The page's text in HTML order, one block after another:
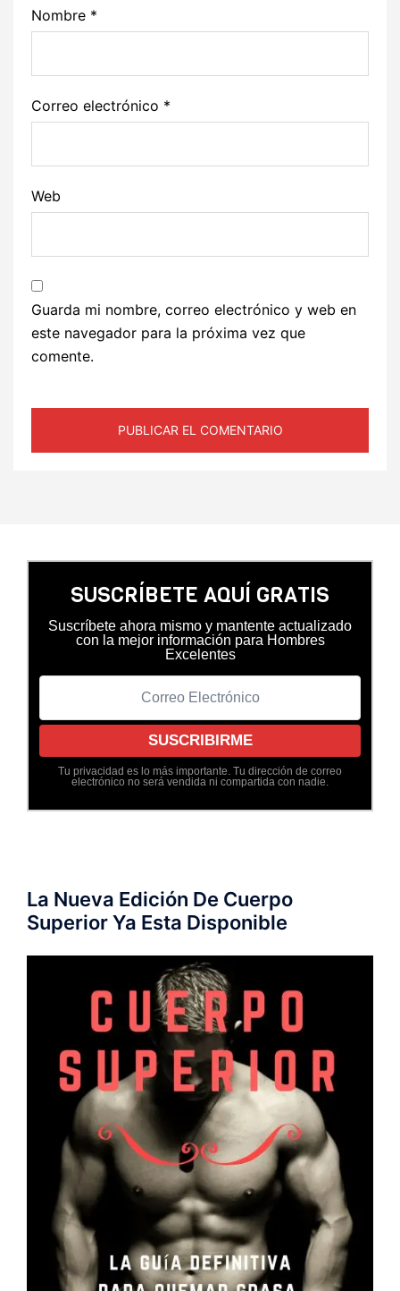
Nombre *
Correo electrónico *
Web
Guarda mi nombre, correo electrónico y web en
este navegador para la próxima vez que
comente.
SUSCRÍBETE AQUÍ GRATIS
Suscríbete ahora mismo y mantente actualizado
con la mejor información para Hombres
Excelentes
Tu privacidad es lo más importante. Tu dirección de correo
electrónico no será vendida ni compartida con nadie.
La Nueva Edición De Cuerpo
Superior Ya Esta Disponible